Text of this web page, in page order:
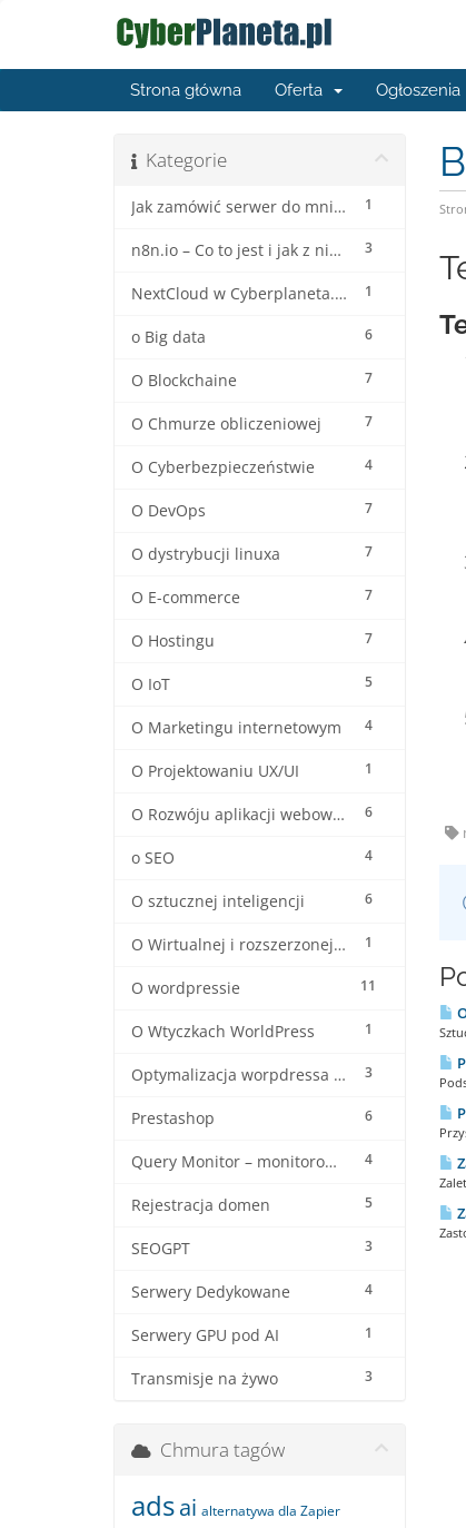
Strona główna Oferta Ogłoszenia
Kategorie
1
Jak zamówić serwer do mninecrafta ?
3
n8n.io – Co to jest i jak z niego korzystać?
1
NextCloud w Cyberplaneta.pl
6
o Big data
7
O Blockchaine
7
O Chmurze obliczeniowej
4
O Cyberbezpieczeństwie
7
O DevOps
7
O dystrybucji linuxa
7
O E-commerce
7
O Hostingu
5
O IoT
4
O Marketingu internetowym
1
O Projektowaniu UX/UI
6
O Rozwóju aplikacji webowych
4
o SEO
6
O sztucznej inteligencji
1
O Wirtualnej i rozszerzonej rzeczywistośći
11
O wordpressie
1
O Wtyczkach WorldPress
3
Optymalizacja worpdressa i woocommerca
6
Prestashop
4
Query Monitor – monitorowanie wordpressa
5
Rejestracja domen
3
SEOGPT
4
Serwery Dedykowane
1
Serwery GPU pod AI
3
Transmisje na żywo
Chmura tagów
adsai alternatywa dla Zapier